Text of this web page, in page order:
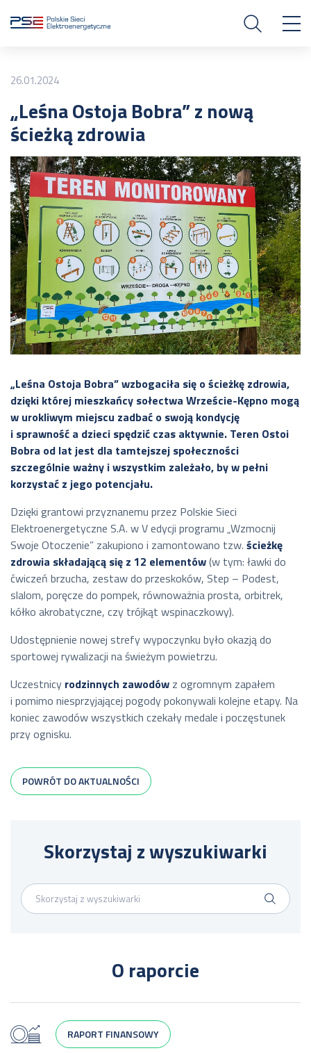
26.01.2024
„Leśna Ostoja Bobra” z nową
ścieżką zdrowia
„Leśna Ostoja Bobra” wzbogaciła się o ścieżkę zdrowia,
dzięki której mieszkańcy sołectwa Wrzeście-Kępno mogą
w urokliwym miejscu zadbać o swoją kondycję
i sprawność a dzieci spędzić czas aktywnie. Teren Ostoi
Bobra od lat jest dla tamtejszej społeczności
szczególnie ważny i wszystkim zależało, by w pełni
korzystać z jego potencjału.
Dzięki grantowi przyznanemu przez Polskie Sieci
Elektroenergetyczne S.A. w V edycji programu „Wzmocnij
Swoje Otoczenie” zakupiono i zamontowano tzw. ścieżkę
zdrowia składającą się z 12 elementów(w tym: ławki do
ćwiczeń brzucha, zestaw do przeskoków, Step – Podest,
slalom, poręcze do pompek, równoważnia prosta, orbitrek,
kółko akrobatyczne, czy trójkąt wspinaczkowy).
Udostępnienie nowej strefy wypoczynku było okazją do
sportowej rywalizacji na świeżym powietrzu.
Uczestnicy rodzinnych zawodów z ogromnym zapałem
i pomimo niesprzyjającej pogody pokonywali kolejne etapy. Na
koniec zawodów wszystkich czekały medale i poczęstunek
przy ognisku.
POWRÓT DO AKTUALNOŚCI
Skorzystaj z wyszukiwarki
O raporcie
RAPORT FINANSOWY